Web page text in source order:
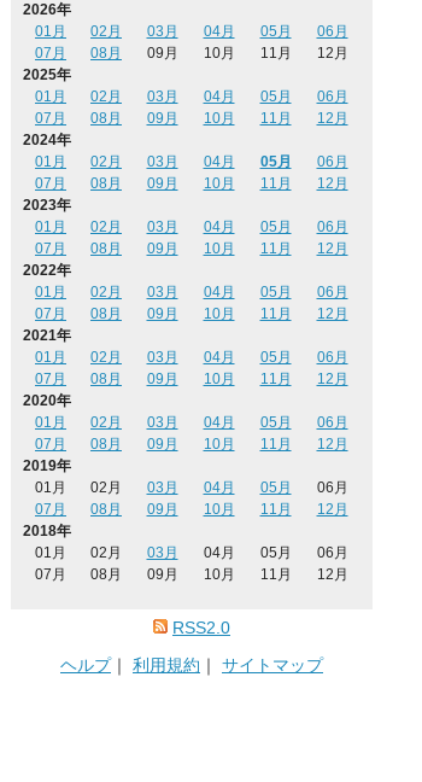
2026年
01月
02月 03月 04月 05月
06月
07月
08月 09月 10月 11月
12月
2025年
01月
02月 03月 04月 05月
06月
07月
08月 09月 10月 11月
12月
2024年
01月
02月 03月 04月 05月
06月
07月
08月 09月 10月 11月
12月
2023年
01月
02月 03月 04月 05月
06月
07月
08月 09月 10月 11月
12月
2022年
01月
02月 03月 04月 05月
06月
07月
08月 09月 10月 11月
12月
2021年
01月
02月 03月 04月 05月
06月
07月
08月 09月 10月 11月
12月
2020年
01月
02月 03月 04月 05月
06月
07月
08月 09月 10月 11月
12月
2019年
01月
02月 03月 04月 05月
06月
07月
08月 09月 10月 11月
12月
2018年
01月
02月 03月 04月 05月
06月
07月
08月 09月 10月 11月 12月
RSS2.0
ヘルプ｜ 利用規約 ｜ サイトマップ